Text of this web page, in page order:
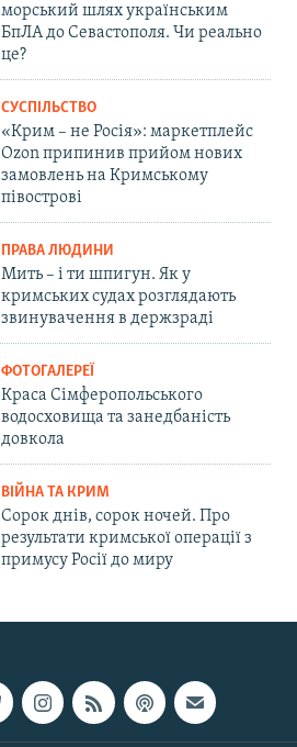
морський шлях українським
БпЛА до Севастополя. Чи реально
це?
СУСПІЛЬСТВО
«Крим – не Росія»: маркетплейс
Ozon припинив прийом нових
замовлень на Кримському
півострові
ПРАВА ЛЮДИНИ
Мить – і ти шпигун. Як у
кримських судах розглядають
звинувачення в держзраді
ФОТОГАЛЕРЕЇ
Краса Сімферопольського
водосховища та занедбаність
довкола
ВІЙНА ТА КРИМ
Сорок днів, сорок ночей. Про
результати кримської операції з
примусу Росії до миру